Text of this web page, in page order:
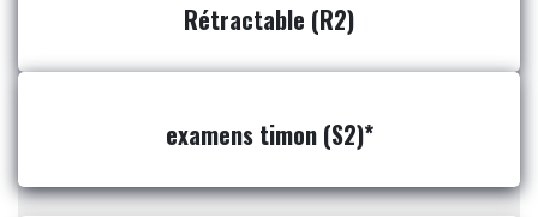
Rétractable (R2)
examens timon (S2)*